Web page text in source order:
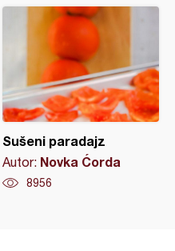
Sušeni paradajz
Autor: Novka Ćorda
8956